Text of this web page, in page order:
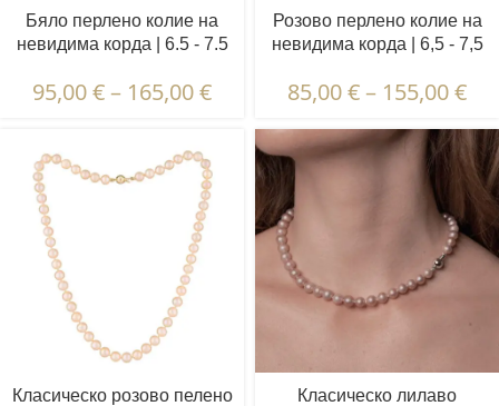
Бяло перлено колие на
невидима корда | 6.5 - 7.5
95,00€– 165,00€
Розово перлено колие на
невидима корда | 6,5 - 7,5
85,00€– 155,00€
Класическо розово пелено
Класическо лилаво